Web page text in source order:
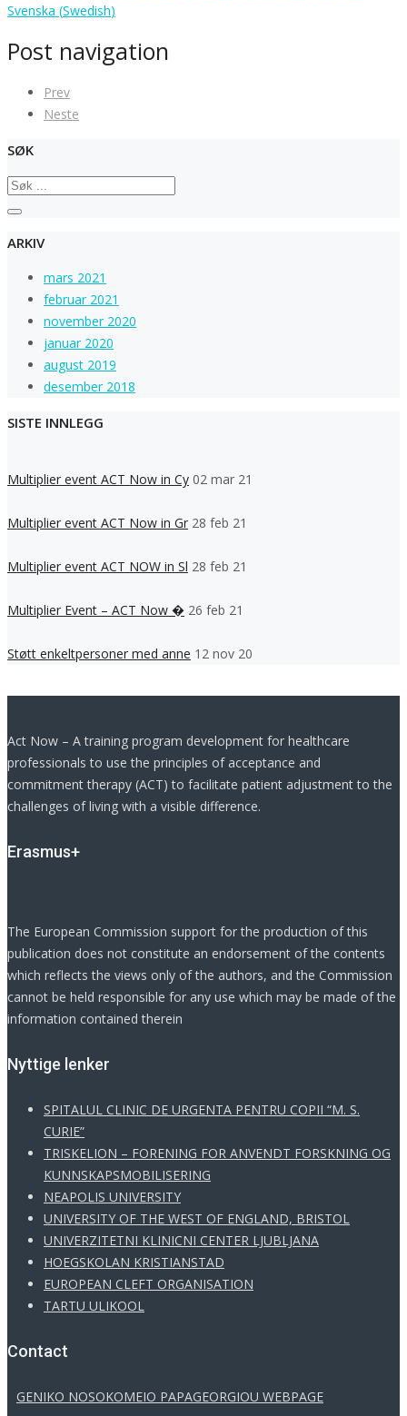
Svenska (Swedish)
Post navigation
Prev
Neste
SØK
ARKIV
mars 2021
februar 2021
november 2020
januar 2020
august 2019
desember 2018
SISTE INNLEGG
Multiplier event ACT Now in Cy 02 mar 21
Multiplier event ACT Now in Gr 28 feb 21
Multiplier event ACT NOW in Sl 28 feb 21
Multiplier Event – ACT Now � 26 feb 21
Støtt enkeltpersoner med anne 12 nov 20
Act Now – A training program development for healthcare
professionals to use the principles of acceptance and
commitment therapy (ACT) to facilitate patient adjustment to the
challenges of living with a visible difference.
Erasmus+
The European Commission support for the production of this
publication does not constitute an endorsement of the contents
which reflects the views only of the authors, and the Commission
cannot be held responsible for any use which may be made of the
information contained therein
Νyttige lenker
SPITALUL CLINIC DE URGENTA PENTRU COPII “M. S.
CURIE”
TRISKELION – FORENING FOR ANVENDT FORSKNING OG
KUNNSKAPSMOBILISERING
NEAPOLIS UNIVERSITY
UNIVERSITY OF THE WEST OF ENGLAND, BRISTOL
UNIVERZITETNI KLINICNI CENTER LJUBLJANA
HOEGSKOLAN KRISTIANSTAD
EUROPEAN CLEFT ORGANISATION
TARTU ULIKOOL
Contact
GENIKO NOSOKOMEIO PAPAGEORGIOU WEBPAGE